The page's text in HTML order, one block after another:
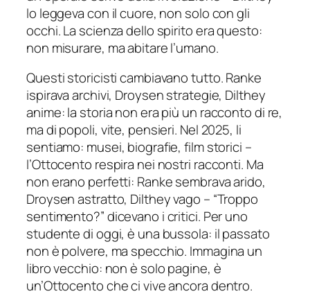
lo leggeva con il cuore, non solo con gli
occhi. La scienza dello spirito era questo:
non misurare, ma abitare l’umano.
Questi storicisti cambiavano tutto. Ranke
ispirava archivi, Droysen strategie, Dilthey
anime: la storia non era più un racconto di re,
ma di popoli, vite, pensieri. Nel 2025, li
sentiamo: musei, biografie, film storici –
l’Ottocento respira nei nostri racconti. Ma
non erano perfetti: Ranke sembrava arido,
Droysen astratto, Dilthey vago – “Troppo
sentimento?” dicevano i critici. Per uno
studente di oggi, è una bussola: il passato
non è polvere, ma specchio. Immagina un
libro vecchio: non è solo pagine, è
un’Ottocento che ci vive ancora dentro.